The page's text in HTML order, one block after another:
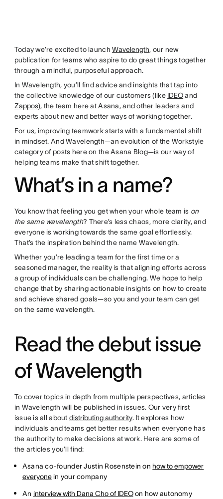
Today we’re excited to launchWavelength, our new
publication for teams who aspire to do great things together
through a mindful, purposeful approach.
In Wavelength, you’ll find advice and insights that tap into
the collective knowledge of our customers (like IDEOand
Zappos), the team here at Asana, and other leaders and
experts about new and better ways of working together.
For us, improving teamwork starts with a fundamental shift
in mindset. And Wavelength—an evolution of the Workstyle
category of posts here on the Asana Blog—is our way of
helping teams make that shift together.
What’s in a name?
You know that feeling you get when your whole team is on
the same wavelength? There’s less chaos, more clarity, and
everyone is working towards the same goal effortlessly.
That’s the inspiration behind the name Wavelength.
Whether you’re leading a team for the first time or a
seasoned manager, the reality is that aligning efforts across
a group of individuals can be challenging. We hope to help
change that by sharing actionable insights on how to create
and achieve shared goals—so you and your team can get
on the same wavelength.
Read the debut issue
of Wavelength
To cover topics in depth from multiple perspectives, articles
in Wavelength will be published in issues. Our very first
issue is all about distributing authority. It explores how
individuals and teams get better results when everyone has
the authority to make decisions at work. Here are some of
the articles you’ll find:
Asana co-founder Justin Rosenstein onhow to empower
everyonein your company
An interview with Dana Cho of IDEOon how autonomy